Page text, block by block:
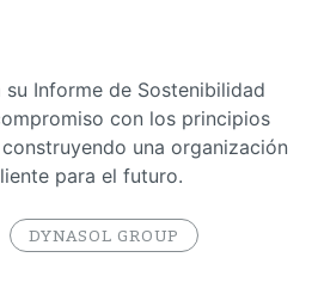
Informe de Sostenibilidad
con los principios
una organización
para el futuro.
DYNASOL GROUP